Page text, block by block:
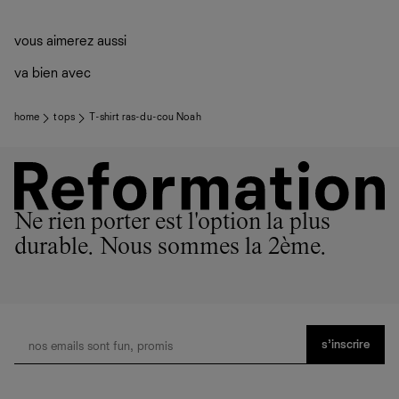
vous aimerez aussi
va bien avec
home tops T-shirt ras-du-cou Noah
Ne rien porter est l'option la plus
durable. Nous sommes la 2ème.
s’inscrire